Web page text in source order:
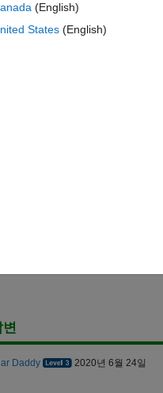
grid layout that I placed now
it without losing all those
all the components are
grid layout allows the scaling
로그인하십시오.
Daddy 2020년 6월 24일
(English)
States (English)